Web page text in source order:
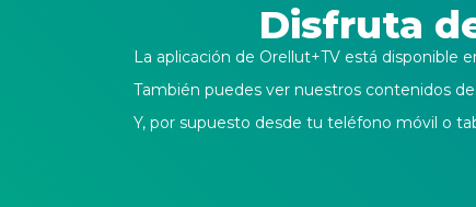
Disfruta
La aplicación de Orellut+TV está disponible
También puedes ver nuestros contenidos
Y, por supuesto desde tu teléfono móvil o